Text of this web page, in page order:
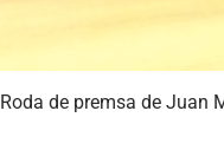
Roda de premsa de Juan